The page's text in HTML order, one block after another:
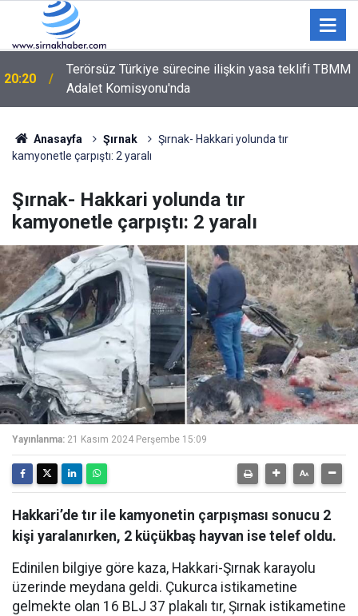
20:20
Terörsüz Türkiye sürecine ilişkin yasa teklifi TBMM
Adalet Komisyonu'nda
Şırnak’ta Toz Kabusu! Siirt ve Van Yoluna Bağlantı
Anasayfa Şırnak
Şırnak- Hakkari yolunda tır
kamyonetle çarpıştı: 2 yaralı
Şırnak- Hakkari yolunda tır
kamyonetle çarpıştı: 2 yaralı
Yayınlanma: 21 Kasım 2024 Perşembe 15:09
Hakkari’de tır ile kamyonetin çarpışması sonucu 2
kişi yaralanırken, 2 küçükbaş hayvan ise telef oldu.
Edinilen bilgiye göre kaza, Hakkari-Şırnak karayolu
üzerinde meydana geldi. Çukurca istikametine
gelmekte olan 16 BLJ 37 plakalı tır, Şırnak istikametine